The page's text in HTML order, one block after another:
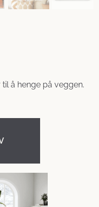
å henge på veggen.